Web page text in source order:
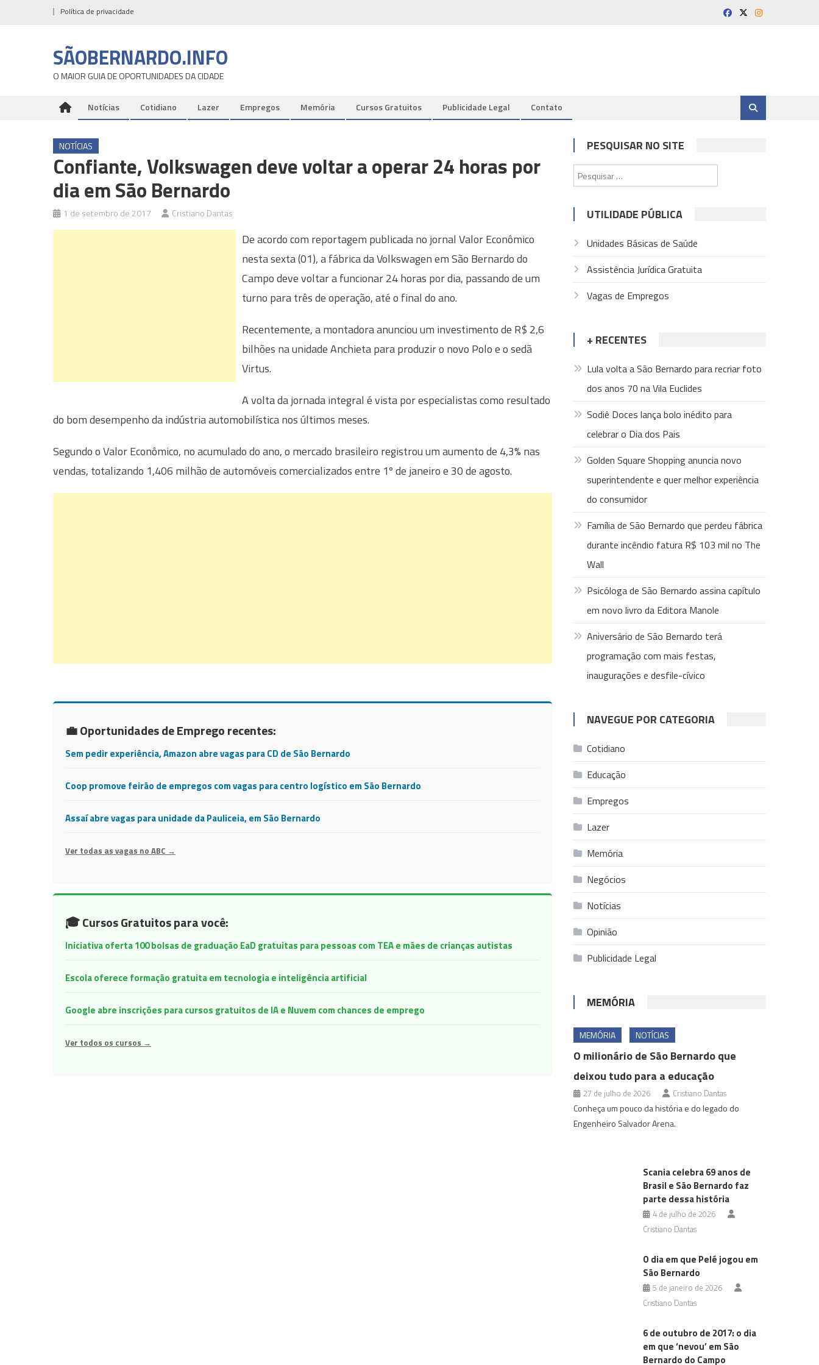
Política de privacidade
SÃOBERNARDO.INFO
O MAIOR GUIA DE OPORTUNIDADES DA CIDADE
Notícias Cotidiano Lazer Empregos Memória Cursos Gratuitos Publicidade Legal Contato
NOTÍCIAS
Confiante, Volkswagen deve voltar a operar 24 horas por
dia em São Bernardo
1 de setembro de 2017 Cristiano Dantas
De acordo com reportagem publicada no jornal Valor Econômico
nesta sexta (01), a fábrica da Volkswagen em São Bernardo do
Campo deve voltar a funcionar 24 horas por dia, passando de um
turno para três de operação, até o final do ano.
Recentemente, a montadora anunciou um investimento de R$ 2,6
bilhões na unidade Anchieta para produzir o novo Polo e o sedã
Virtus.
A volta da jornada integral é vista por especialistas como resultado
do bom desempenho da indústria automobilística nos últimos meses.
Segundo o Valor Econômico, no acumulado do ano, o mercado brasileiro registrou um aumento de 4,3% nas
vendas, totalizando 1,406 milhão de automóveis comercializados entre 1º de janeiro e 30 de agosto.
💼 Oportunidades de Emprego recentes:
Sem pedir experiência, Amazon abre vagas para CD de São Bernardo
Coop promove feirão de empregos com vagas para centro logístico em São Bernardo
Assaí abre vagas para unidade da Pauliceia, em São Bernardo
Ver todas as vagas no ABC →
🎓 Cursos Gratuitos para você:
Iniciativa oferta 100 bolsas de graduação EaD gratuitas para pessoas com TEA e mães de crianças autistas
Escola oferece formação gratuita em tecnologia e inteligência artificial
Google abre inscrições para cursos gratuitos de IA e Nuvem com chances de emprego
Ver todos os cursos →
PESQUISAR NO SITE
por:
UTILIDADE PÚBLICA
Unidades Básicas de Saúde
Assistência Jurídica Gratuita
Vagas de Empregos
+ RECENTES
Lula volta a São Bernardo para recriar foto
dos anos 70 na Vila Euclides
Sodiê Doces lança bolo inédito para
celebrar o Dia dos Pais
Golden Square Shopping anuncia novo
superintendente e quer melhor experiência
do consumidor
Família de São Bernardo que perdeu fábrica
durante incêndio fatura R$ 103 mil no The
Wall
Psicóloga de São Bernardo assina capítulo
em novo livro da Editora Manole
Aniversário de São Bernardo terá
programação com mais festas,
inaugurações e desfile-cívico
NAVEGUE POR CATEGORIA
Cotidiano
Educação
Empregos
Lazer
Memória
Negócios
Notícias
Opinião
Publicidade Legal
MEMÓRIA
MEMÓRIA NOTÍCIAS
O milionário de São Bernardo que
deixou tudo para a educação
27 de julho de 2026 Cristiano Dantas
Conheça um pouco da história e do legado do
Engenheiro Salvador Arena.
Scania celebra 69 anos de
Brasil e São Bernardo faz
parte dessa história
4 de julho de 2026
Cristiano Dantas
O dia em que Pelé jogou em
São Bernardo
5 de janeiro de 2026
Cristiano Dantas
6 de outubro de 2017: o dia
em que ‘nevou’ em São
Bernardo do Campo